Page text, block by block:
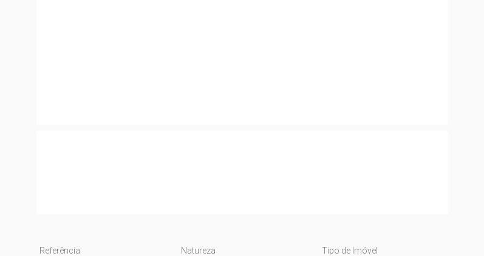
Referência Natureza Tipo de Imóvel